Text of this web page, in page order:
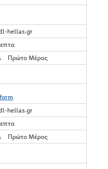
hellas.gr
Πρώτο Μέρος
hellas.gr
Πρώτο Μέρος